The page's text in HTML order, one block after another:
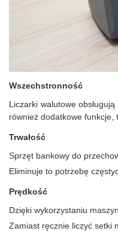
Wszechstronność
Liczarki walutowe
również dodatkowe funkcje,
Trwałość
Sprzęt bankowy do
Eliminuje to potrzebę
Prędkość
Dzięki wykorzystaniu
Zamiast ręcznie liczyć setki